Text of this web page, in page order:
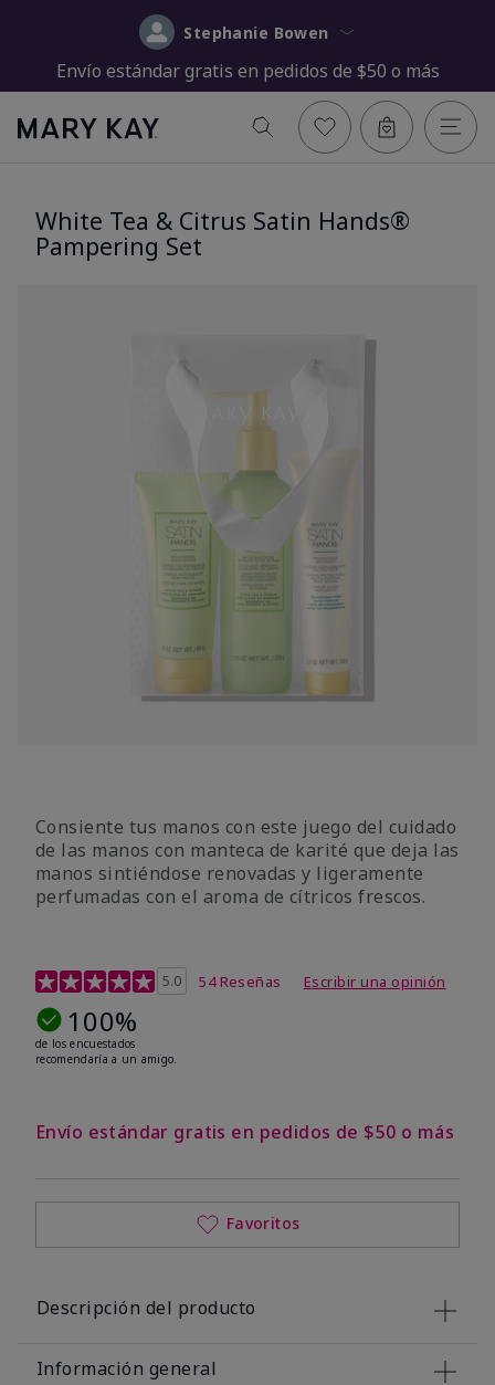
Stephanie Bowen
Envío estándar gratis en pedidos de $50 o más
White Tea & Citrus Satin Hands®
Pampering Set
Consiente tus manos con este juego del cuidado
de las manos con manteca de karité que deja las
manos sintiéndose renovadas y ligeramente
perfumadas con el aroma de cítricos frescos.
Calificación de clientes de 4,7 de 5
5.0 54 Reseñas Escribir una opinión
100%
de los encuestados
recomendaría a un amigo.
Envío estándar gratis en pedidos de $50 o más
Favoritos
Descripción del producto
Información general